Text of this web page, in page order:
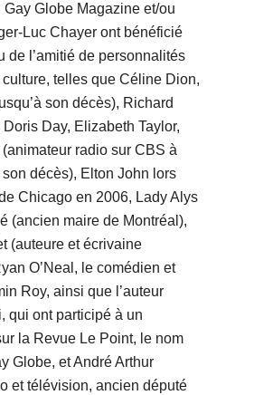
Globe Magazine et/ou
Luc Chayer ont bénéficié
de l’amitié de personnalités
telles que Céline Dion,
son décès), Richard
Day, Elizabeth Taylor,
radio sur CBS à
son décès), Elton John lors
Chicago en 2006, Lady Alys
(ancien maire de Montréal),
(auteure et écrivaine
O’Neal, le comédien et
Roy, ainsi que l’auteur
qui ont participé à un
la Revue Le Point, le nom
Globe, et André Arthur
et télévision, ancien député